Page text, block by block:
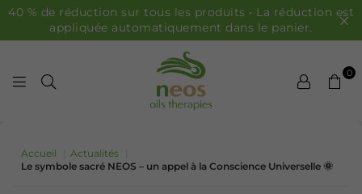
40 % de réduction sur tous les produits • La réduction est
appliquée automatiquement dans le panier.
0
Accueil Actualités
Le symbole sacré NEOS – un appel à la Conscience Universelle 🌞